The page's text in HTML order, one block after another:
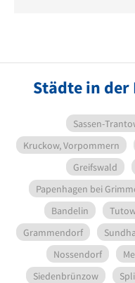
Städte in der
Sassen-
Kruckow, Vorpommern
Greifswald
Papenhagen bei
Bandelin
Grammendorf
Nossendorf
Siedenbrünzow